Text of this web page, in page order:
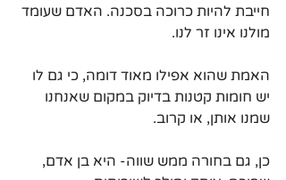
חייבת להיות כרוכה בסכנה. האדם שעומד
מולנו אינו זר לנו.
האמת שהוא אפילו מאוד דומה, כי גם לו
יש חומות קטנות בדיוק במקום שאנחנו
שמנו אותן, או קרוב.
כן, גם בחורה ממש שווה- היא בן אדם,